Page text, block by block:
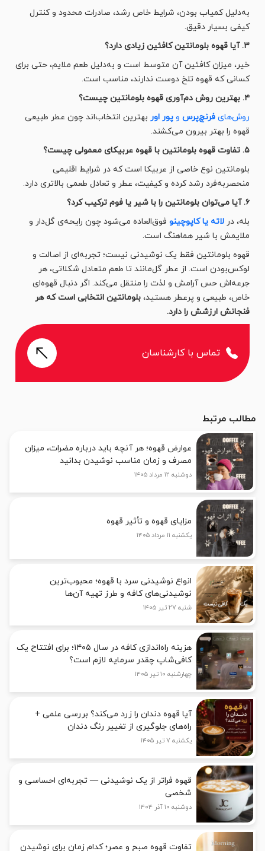
به‌دلیل کمیاب بودن، شرایط خاص رشد، صادرات محدود و کنترل
کیفی بسیار دقیق.
۳. آیا قهوه بلومانتین کافئین زیادی دارد؟
خیر، میزان کافئین آن متوسط است و به‌دلیل طعم ملایم، حتی برای
کسانی که قهوه تلخ دوست ندارند، مناسب است.
۴. بهترین روش دم‌آوری قهوه بلومانتین چیست؟
روش‌های فرنچ‌پرس و پور اور بهترین انتخاب‌اند چون عطر طبیعی
قهوه را بهتر بیرون می‌کشند.
۵. تفاوت قهوه بلومانتین با قهوه عربیکای معمولی چیست؟
بلومانتین نوع خاصی از عربیکا است که در شرایط اقلیمی
منحصربه‌فرد رشد کرده و کیفیت، عطر و تعادل طعمی بالاتری دارد.
۶. آیا می‌توان بلومانتین را با شیر یا فوم ترکیب کرد؟
بله، در لاته یا کاپوچینو فوق‌العاده می‌شود چون رایحه‌ی گل‌دار و
ملایمش با شیر هماهنگ است.
قهوه بلومانتین فقط یک نوشیدنی نیست؛ تجربه‌ای از اصالت و
لوکس‌بودن است. از عطر گل‌مانند تا طعم متعادل شکلاتی، هر
جرعه‌اش حس آرامش و لذت را منتقل می‌کند. اگر دنبال قهوه‌ای
خاص، طبیعی و پرعطر هستید، بلومانتین انتخابی است که هر
فنجانش ارزشش را دارد.
تماس با کارشناسان
مطالب مرتبط
عوارض قهوه؛ هر آنچه باید درباره مضرات، میزان
مصرف و زمان مناسب نوشیدن بدانید
دوشنبه ۱۲ مرداد ۱۴۰۵
مزایای قهوه و تأثیر قهوه
یکشنبه ۱۱ مرداد ۱۴۰۵
انواع نوشیدنی سرد با قهوه؛ محبوب‌ترین
نوشیدنی‌های کافه و طرز تهیه آن‌ها
شنبه ۲۷ تیر ۱۴۰۵
هزینه راه‌اندازی کافه در سال ۱۴۰۵؛ برای افتتاح یک
کافی‌شاپ چقدر سرمایه لازم است؟
چهارشنبه ۱۰ تیر ۱۴۰۵
آیا قهوه دندان را زرد می‌کند؟ بررسی علمی +
راه‌های جلوگیری از تغییر رنگ دندان
یکشنبه ۷ تیر ۱۴۰۵
قهوه فراتر از یک نوشیدنی — تجربه‌ای احساسی و
شخصی
دوشنبه ۱۰ آذر ۱۴۰۴
تفاوت قهوه صبح و عصر؛ کدام زمان برای نوشیدن